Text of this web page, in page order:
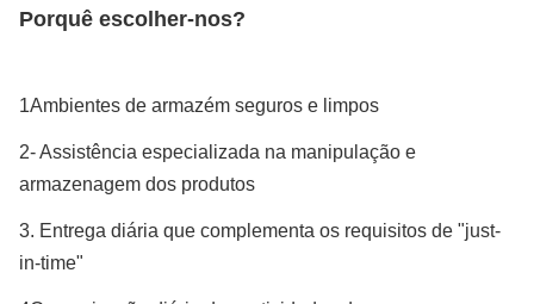
Porquê escolher-nos?
1Ambientes de armazém seguros e limpos
2- Assistência especializada na manipulação e
armazenagem dos produtos
3. Entrega diária que complementa os requisitos de "just-
in-time"